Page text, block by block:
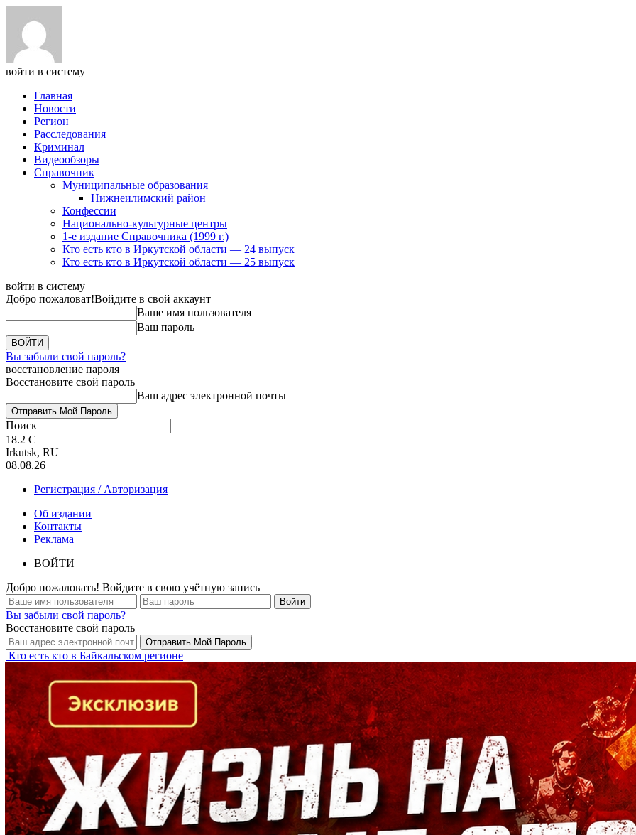
войти в систему
Главная
Новости
Регион
Расследования
Криминал
Видеообзоры
Справочник
Муниципальные образования
Нижнеилимский район
Конфессии
Национально-культурные центры
1-е издание Справочника (1999 г.)
Кто есть кто в Иркутской области — 24 выпуск
Кто есть кто в Иркутской области — 25 выпуск
войти в систему
Добро пожаловат!Войдите в свой аккаунт
Ваше имя пользователя
Ваш пароль
Вы забыли свой пароль?
восстановление пароля
Восстановите свой пароль
Ваш адрес электронной почты
Поиск
18.2 C
Irkutsk, RU
08.08.26
Регистрация / Авторизация
Об издании
Контакты
Реклама
ВОЙТИ
Добро пожаловать! Войдите в свою учётную запись
Вы забыли свой пароль?
Восстановите свой пароль
Кто есть кто в Байкальском регионе